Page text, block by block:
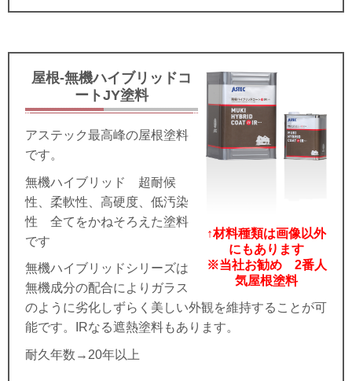
↑材料種類は画像以外
にもあります
※当社お勧め 2番人
気屋根塗料
屋根-無機ハイブリッドコ
ートJY塗料
アステック最高峰の屋根塗料
です。
無機ハイブリッド 超耐候
性、柔軟性、高硬度、低汚染
性 全てをかねそろえた塗料
です
無機ハイブリッドシリーズは
無機成分の配合によりガラス
のように劣化しずらく美しい外観を維持することが可
能です。IRなる遮熱塗料もあります。
耐久年数→20年以上